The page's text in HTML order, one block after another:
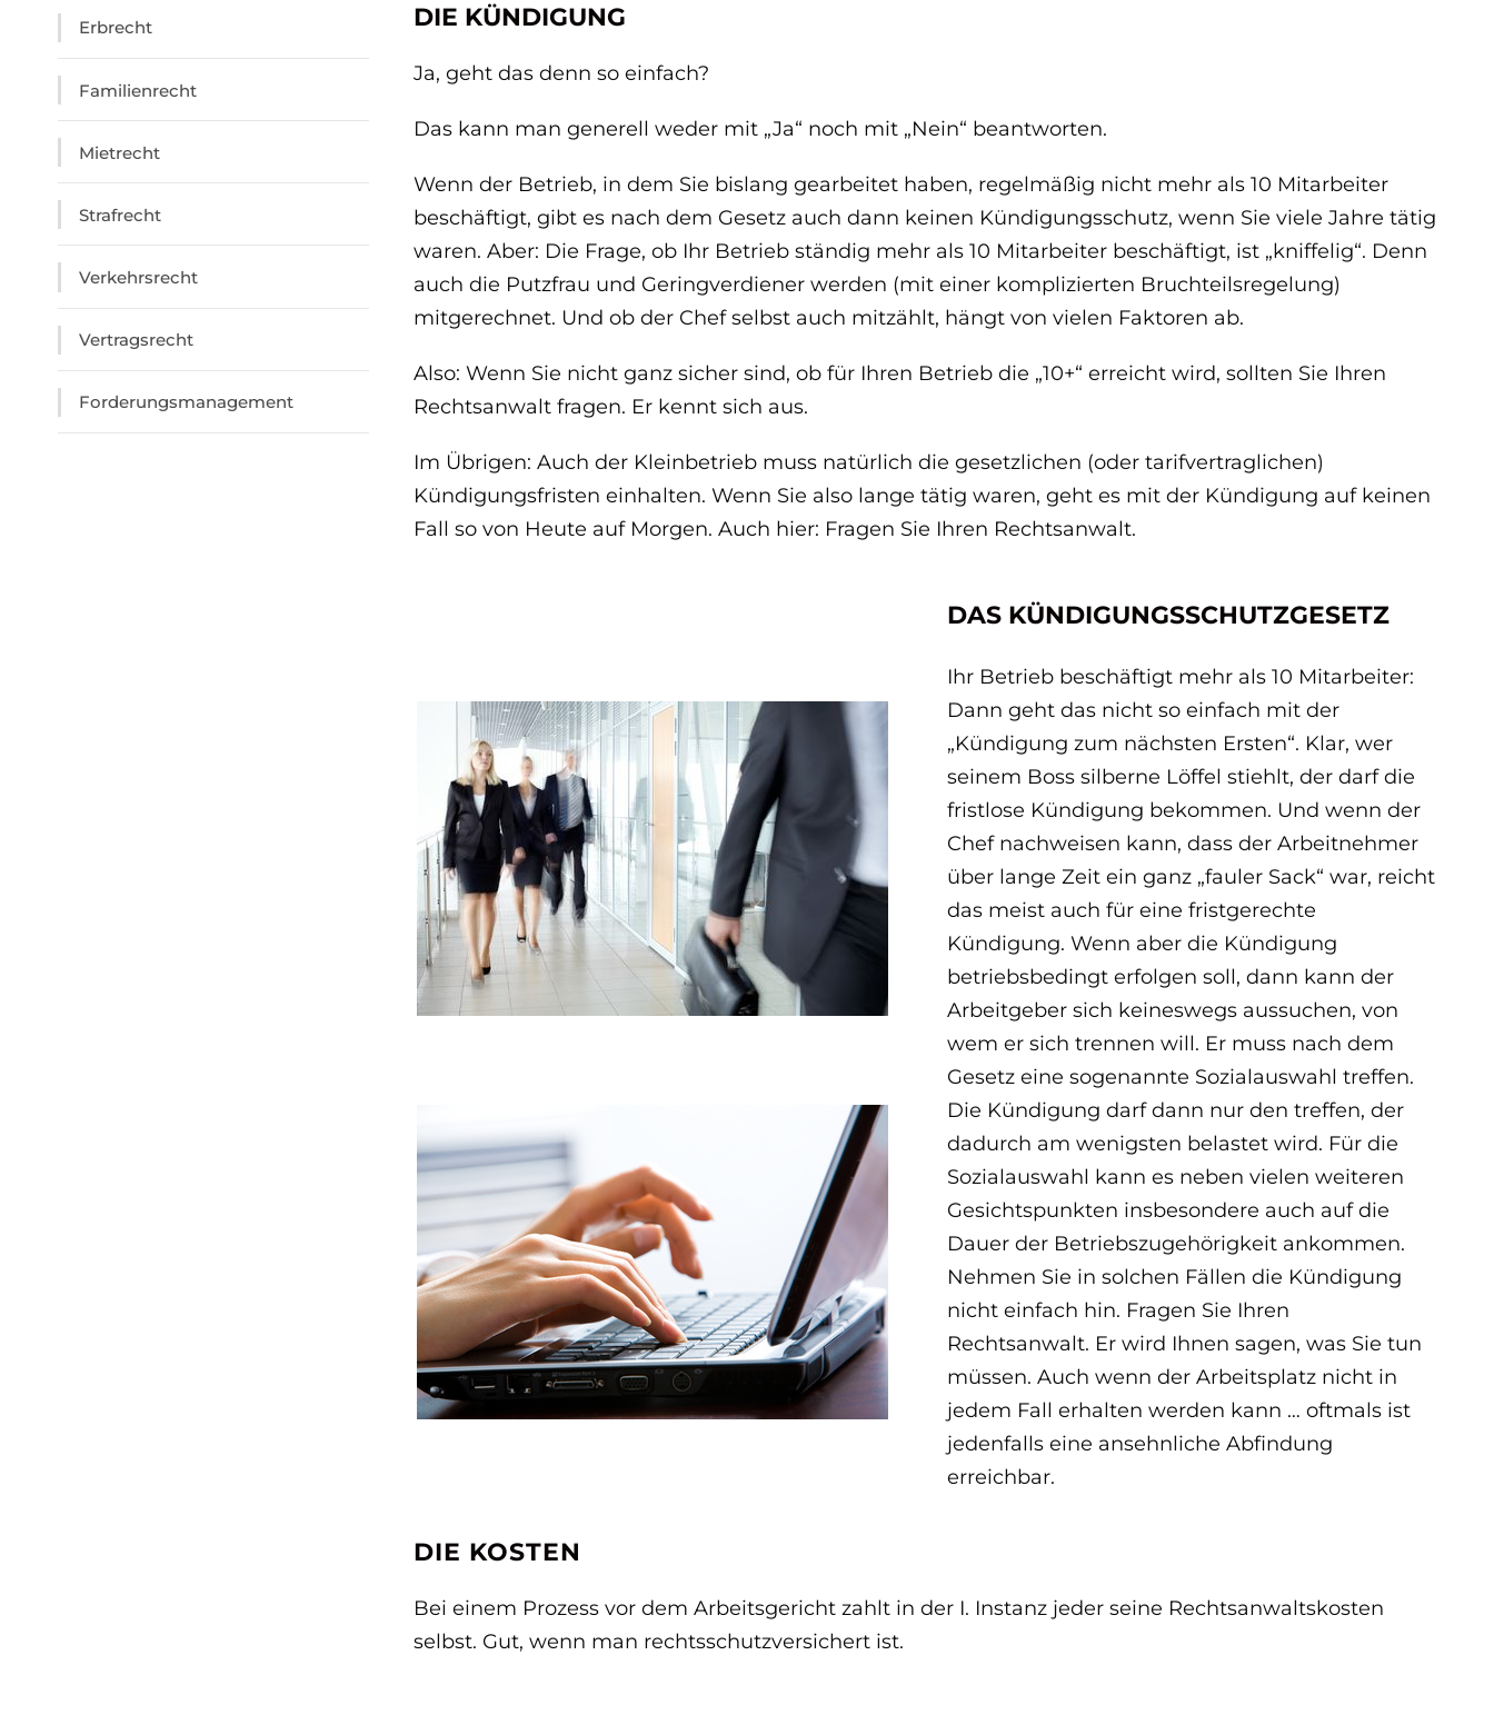
DIE KÜNDIGUNG
Ja, geht das denn so einfach?
Das kann man generell weder mit „Ja“ noch mit „Nein“ beantworten.
Wenn der Betrieb, in dem Sie bislang gearbeitet haben, regelmäßig nicht mehr als 10 Mitarbeiter
beschäftigt, gibt es nach dem Gesetz auch dann keinen Kündigungsschutz, wenn Sie viele Jahre tätig
waren. Aber: Die Frage, ob Ihr Betrieb ständig mehr als 10 Mitarbeiter beschäftigt, ist „kniffelig“. Denn
auch die Putzfrau und Geringverdiener werden (mit einer komplizierten Bruchteilsregelung)
mitgerechnet. Und ob der Chef selbst auch mitzählt, hängt von vielen Faktoren ab.
Also: Wenn Sie nicht ganz sicher sind, ob für Ihren Betrieb die „10+“ erreicht wird, sollten Sie Ihren
Rechtsanwalt fragen. Er kennt sich aus.
Im Übrigen: Auch der Kleinbetrieb muss natürlich die gesetzlichen (oder tarifvertraglichen)
Kündigungsfristen einhalten. Wenn Sie also lange tätig waren, geht es mit der Kündigung auf keinen
Fall so von Heute auf Morgen. Auch hier: Fragen Sie Ihren Rechtsanwalt.
DAS KÜNDIGUNGSSCHUTZGESETZ
Ihr Betrieb beschäftigt mehr als 10 Mitarbeiter:
Dann geht das nicht so einfach mit der
„Kündigung zum nächsten Ersten“. Klar, wer
seinem Boss silberne Löffel stiehlt, der darf die
fristlose Kündigung bekommen. Und wenn der
Chef nachweisen kann, dass der Arbeitnehmer
über lange Zeit ein ganz „fauler Sack“ war, reicht
das meist auch für eine fristgerechte
Kündigung. Wenn aber die Kündigung
betriebsbedingt erfolgen soll, dann kann der
Arbeitgeber sich keineswegs aussuchen, von
wem er sich trennen will. Er muss nach dem
Gesetz eine sogenannte Sozialauswahl treffen.
Die Kündigung darf dann nur den treffen, der
dadurch am wenigsten belastet wird. Für die
Sozialauswahl kann es neben vielen weiteren
Gesichtspunkten insbesondere auch auf die
Dauer der Betriebszugehörigkeit ankommen.
Nehmen Sie in solchen Fällen die Kündigung
nicht einfach hin. Fragen Sie Ihren
Rechtsanwalt. Er wird Ihnen sagen, was Sie tun
müssen. Auch wenn der Arbeitsplatz nicht in
jedem Fall erhalten werden kann … oftmals ist
jedenfalls eine ansehnliche Abfindung
erreichbar.
DIE KOSTEN
Bei einem Prozess vor dem Arbeitsgericht zahlt in der I. Instanz jeder seine Rechtsanwaltskosten
selbst. Gut, wenn man rechtsschutzversichert ist.
Erbrecht
Familienrecht
Mietrecht
Strafrecht
Verkehrsrecht
Vertragsrecht
Forderungsmanagement